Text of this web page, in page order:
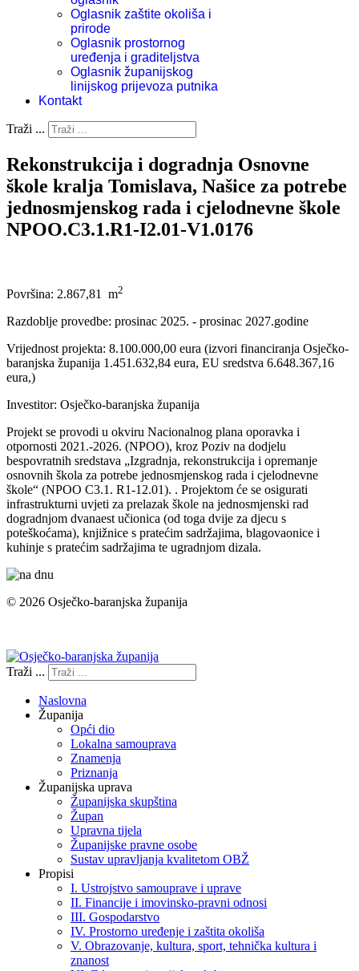
Oglasnik zaštite okoliša i
prirode
Oglasnik prostornog
uređenja i graditeljstva
Oglasnik županijskog
linijskog prijevoza putnika
Kontakt
Traži ...
Rekonstrukcija i dogradnja Osnovne
škole kralja Tomislava, Našice za potrebe
jednosmjenskog rada i cjelodnevne škole
NPOO.C3.1.R1-I2.01-V1.0176
Površina: 2.867,81 m2
Razdoblje provedbe: prosinac 2025. - prosinac 2027.godine
Vrijednost projekta: 8.100.000,00 eura (izvori financiranja Osječko-
baranjska županija 1.451.632,84 eura, EU sredstva 6.648.367,16
eura,)
Investitor: Osječko-baranjska županija
Projekt se provodi u okviru Nacionalnog plana oporavka i
otpornosti 2021.-2026. (NPOO), kroz Poziv na dodjelu
bespovratnih sredstava „Izgradnja, rekonstrukcija i opremanje
osnovnih škola za potrebe jednosmjenskog rada i cjelodnevne
škole“ (NPOO C3.1. R1-12.01). . Projektom će se osigurati
infrastrukturni uvjeti za prelazak škole na jednosmjenski rad
dogradnjom dvanaest učionica (od toga dvije za djecu s
poteškoćama), knjižnice s pratećim sadržajima, blagovaonice i
kuhinje s pratećim sadržajima te ugradnjom dizala.
© 2026 Osječko-baranjska županija
Traži ...
Naslovna
Županija
Opći dio
Lokalna samouprava
Znamenja
Priznanja
Županijska uprava
Županijska skupština
Župan
Upravna tijela
Županijske pravne osobe
Sustav upravljanja kvalitetom OBŽ
Propisi
I. Ustrojstvo samouprave i uprave
II. Financije i imovinsko-pravni odnosi
III. Gospodarstvo
IV. Prostorno uređenje i zaštita okoliša
V. Obrazovanje, kultura, sport, tehnička kultura i
znanost